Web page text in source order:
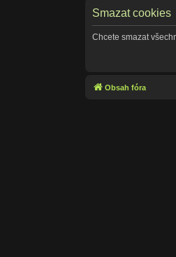
Smazat cookies
Chcete smazat
Obsah fóra